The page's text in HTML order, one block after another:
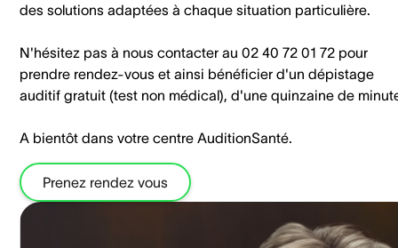
des solutions adaptées à chaque situation particulière.
N'hésitez pas à nous contacter au 02 40 72 01 72 pour
prendre rendez-vous et ainsi bénéficier d'un dépistage
auditif gratuit (test non médical), d'une quinzaine de
A bientôt dans votre centre AuditionSanté.
Prenez rendez vous